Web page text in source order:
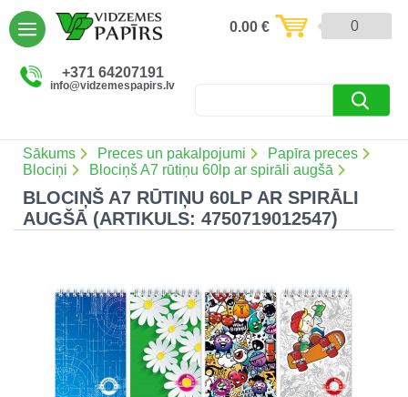
+371 64207191
info@vidzemespapirs.lv
0
0.00€
Sākums Preces un pakalpojumi
Papīra preces
Blociņi
Blociņš A7 rūtiņu 60lp ar spirāli augšā
BLOCIŅŠ A7 RŪTIŅU 60LP AR SPIRĀLI
AUGŠĀ (ARTIKULS: 4750719012547)
AIZVĒRT
Atlaides (12)
Ielogoties